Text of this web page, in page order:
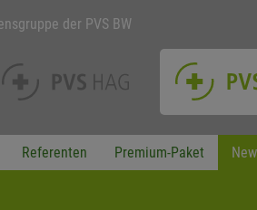
der PVS BW
Referenten Premium-Paket